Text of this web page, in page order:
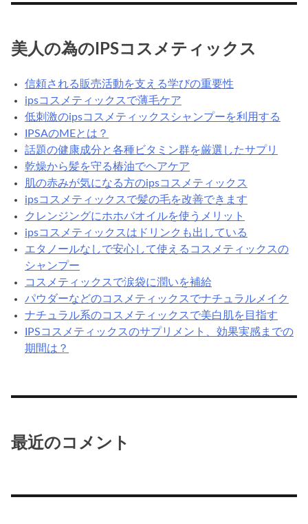
プ
利
す
美人の為のIPSコスメティックス
信頼される販売活動を支える学びの重要性
ipsコスメティックスで薄毛ケア
低刺激のipsコスメティックスシャンプーを利用する
IPSAのMEとは？
話題の健康成分と各種ビタミン群を厳選したサプリ
乾燥から髪を守る椿油でヘアケア
肌の赤みが気になる方のipsコスメティックス
ipsコスメティックスで髪の毛を改善できます
クレンジングにホホバオイルを使うメリット
ipsコスメティックスはドリンクも出している
エタノールなしで安心して使えるコスメティックスの
シャンプー
コスメティックスで涙袋に潤いを補給
パウダーなどのコスメティックスでナチュラルメイク
ナチュラル系のコスメティックスで美白肌を目指す
IPSコスメティックスのサプリメント、効果実感までの
期間は？
最近のコメント